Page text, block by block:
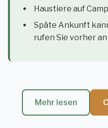
Haustiere auf
Späte Ankunft
rufen Sie vorher an
Mehr lesen